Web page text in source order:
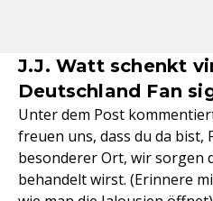
J.J. Watt schenkt
Deutschland Fan
Unter dem Post
freuen uns, dass du da bist,
besonderer Ort, wir sorgen
behandelt wirst. (Erinnere